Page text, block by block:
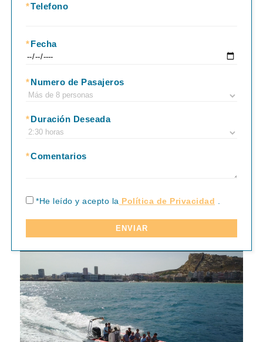
*Telefono
*Fecha
*Numero de Pasajeros
*Duración Deseada
*Comentarios
*He leído y acepto la Política de Privacidad
ENVIAR